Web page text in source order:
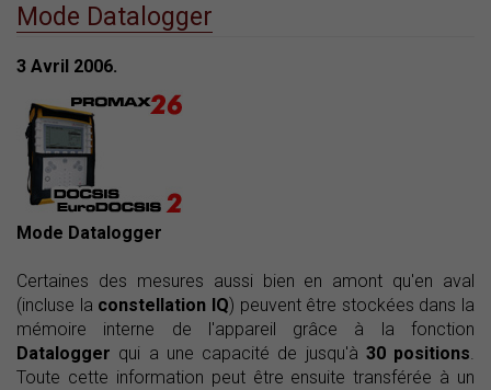
Mode Datalogger
3 Avril 2006.
Mode Datalogger
Certaines des mesures aussi bien en amont qu'en aval
(incluse la constellation IQ) peuvent être stockées dans la
mémoire interne de l'appareil grâce à la fonction
Datalogger qui a une capacité de jusqu'à 30 positions.
Toute cette information peut être ensuite transférée à un